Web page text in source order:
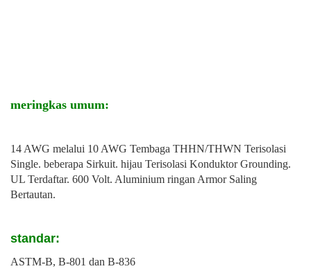
meringkas umum:
14 AWG melalui 10 AWG Tembaga THHN/THWN Terisolasi
Single. beberapa Sirkuit. hijau Terisolasi Konduktor Grounding.
UL Terdaftar. 600 Volt. Aluminium ringan Armor Saling
Bertautan.
standar:
ASTM-B, B-801 dan B-836